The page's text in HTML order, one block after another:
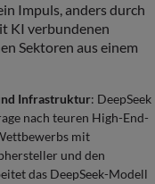
Impuls, anders durch
KI verbundenen
Sektoren aus einem
Infrastruktur: DeepSeek
nach teuren High-End-
mit
und den
das DeepSeek-Modell